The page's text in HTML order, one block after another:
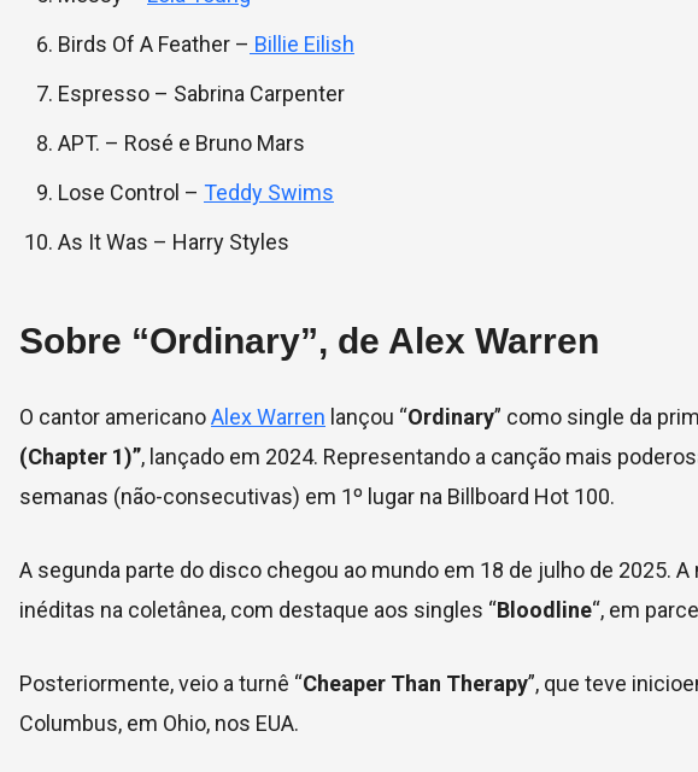
Birds Of A Feather – Billie Eilish
Espresso – Sabrina Carpenter
APT. – Rosé e Bruno Mars
Lose Control – Teddy Swims
As It Was – Harry Styles
Sobre “Ordinary”, de Alex Warren
O cantor americanoAlex Warren lançou “Ordinary” como single da
(Chapter 1)”, lançado em 2024. Representando a canção mais
semanas (não-consecutivas) em 1º lugar na Billboard Hot 100.
A segunda parte do disco chegou ao mundo em 18 de julho de 2025.
inéditas na coletânea, com destaque aos singles “Bloodline“, em
Posteriormente, veio a turnê “Cheaper Than Therapy”, que teve
Columbus, em Ohio, nos EUA.